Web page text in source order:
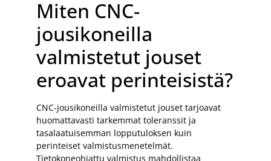
Miten CNC-
jousikoneilla
valmistetut jouset
eroavat perinteisistä?
CNC-jousikoneilla valmistetut jouset tarjoavat
huomattavasti tarkemmat toleranssit ja
tasalaatuisemman lopputuloksen kuin
perinteiset valmistusmenetelmät.
Tietokoneohjattu valmistus mahdollistaa